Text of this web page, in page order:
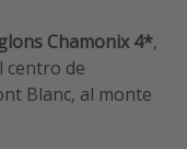
Chamonix 4*,
centro de
Blanc, al monte